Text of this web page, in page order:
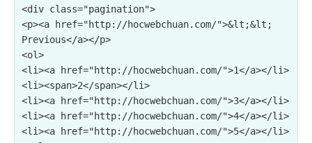
<div class="pagination">
<p><a href="http://hocwebchuan.com/">&lt;&lt;
Previous</a></p>
<ol>
<li><a href="http://hocwebchuan.com/">1</a></li>
<li><span>2</span></li>
<li><a href="http://hocwebchuan.com/">3</a></li>
<li><a href="http://hocwebchuan.com/">4</a></li>
<li><a href="http://hocwebchuan.com/">5</a></li>